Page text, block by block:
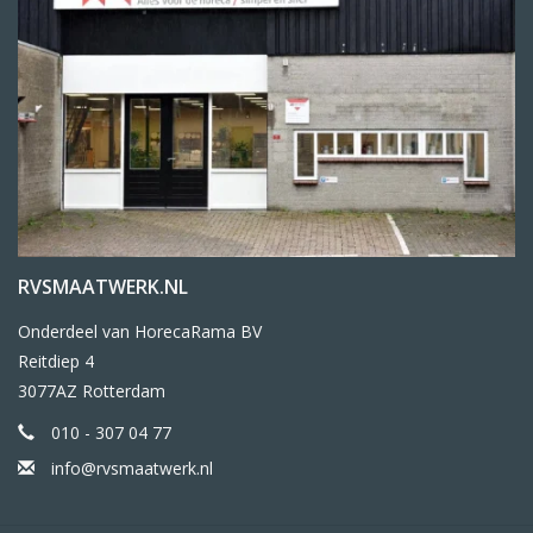
RVSMAATWERK.NL
Onderdeel van HorecaRama BV
Reitdiep 4
3077AZ Rotterdam
010 - 307 04 77
info@rvsmaatwerk.nl